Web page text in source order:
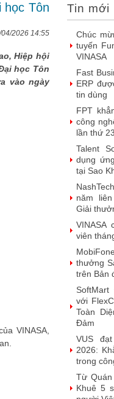
học Tôn
2026 14:55
Hiệp hội
học Tôn
vào ngày
VINASA,
Tin mới
FPT
đá ‘hot’
Chúc
tuyến
VINASA
Fast
ERP
tin dùng
FPT
công
lần thứ 23
Talent
dụng
tại Sao
năm
Giải
VINASA
viên
thưởng
trên Bản
với
Toàn
Đảm
VUS
2026:
trong
Từ
Khuê 5